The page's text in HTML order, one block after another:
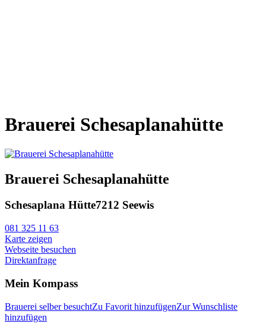
Brauerei Schesaplanahütte
Brauerei Schesaplanahütte
Schesaplana Hütte7212 Seewis
081 325 11 63
Karte zeigen
Webseite besuchen
Direktanfrage
Mein Kompass
Brauerei selber besuchtZu Favorit hinzufügenZur Wunschliste
hinzufügen